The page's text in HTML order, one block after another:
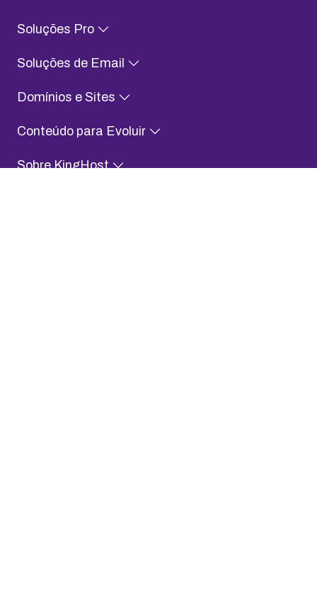
Soluções Pro
Soluções de Email
Domínios e Sites
Conteúdo para Evoluir
Sobre KingHost